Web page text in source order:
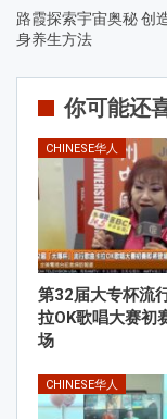
路霞探索宇宙奥秘 创
身养生方法
你可能还
CHINESE华人
第32届大专杯流
拉OK歌唱大赛初
场
CHINESE华人